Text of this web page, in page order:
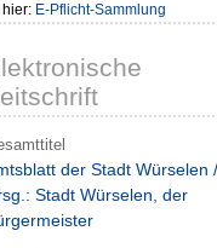
E-Pflicht-Sammlung
der Stadt Würselen /
Stadt Würselen, der